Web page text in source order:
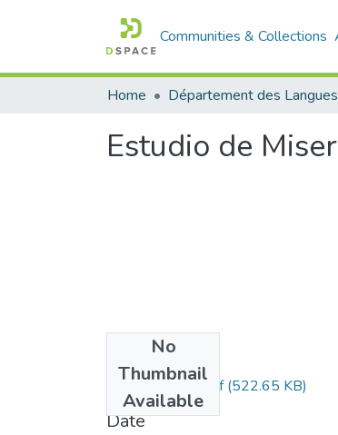
Communities & Collections
Home
Estudio de
No
Thumbnail
Available
hamada-roqiya.pdf(522.65 KB)
Date